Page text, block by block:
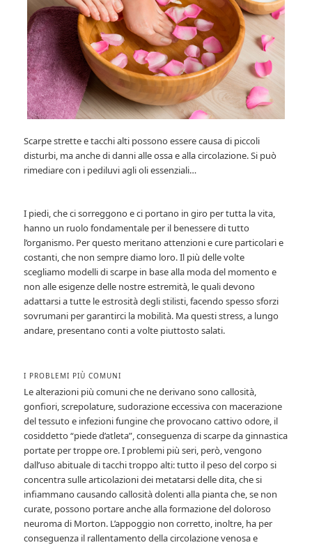
Scarpe strette e tacchi alti possono essere causa di piccoli
disturbi, ma anche di danni alle ossa e alla circolazione. Si può
rimediare con i pediluvi agli oli essenziali…
I piedi, che ci sorreggono e ci portano in giro per tutta la vita,
hanno un ruolo fondamentale per il benessere di tutto
l’organismo. Per questo meritano attenzioni e cure particolari e
costanti, che non sempre diamo loro. Il più delle volte
scegliamo modelli di scarpe in base alla moda del momento e
non alle esigenze delle nostre estremità, le quali devono
adattarsi a tutte le estrosità degli stilisti, facendo spesso sforzi
sovrumani per garantirci la mobilità. Ma questi stress, a lungo
andare, presentano conti a volte piuttosto salati.
I PROBLEMI PIÙ COMUNI
Le alterazioni più comuni che ne derivano sono callosità,
gonfiori, screpolature, sudorazione eccessiva con macerazione
del tessuto e infezioni fungine che provocano cattivo odore, il
cosiddetto “piede d’atleta”, conseguenza di scarpe da ginnastica
portate per troppe ore. I problemi più seri, però, vengono
dall’uso abituale di tacchi troppo alti: tutto il peso del corpo si
concentra sulle articolazioni dei metatarsi delle dita, che si
infiammano causando callosità dolenti alla pianta che, se non
curate, possono portare anche alla formazione del doloroso
neuroma di Morton. L’appoggio non corretto, inoltre, ha per
conseguenza il rallentamento della circolazione venosa e